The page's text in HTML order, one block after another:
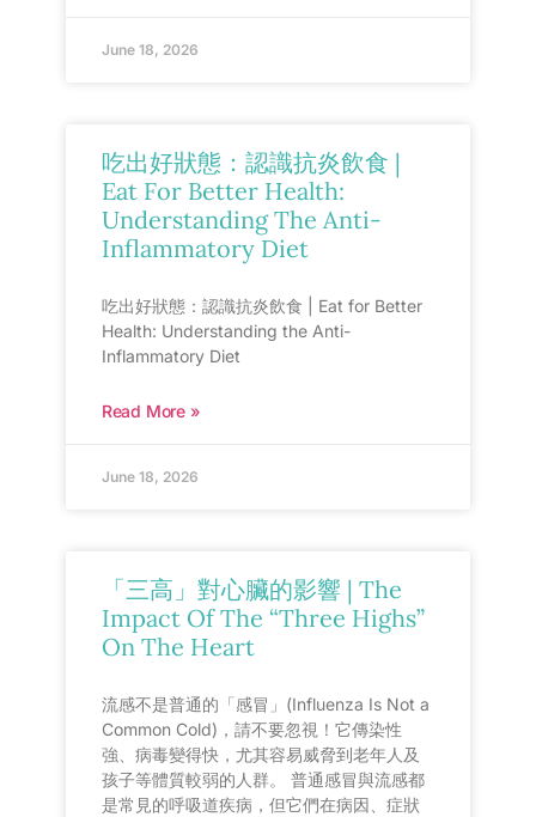
June 18, 2026
吃出好狀態：認識抗炎飲食 |
Eat For Better Health:
Understanding The Anti-
Inflammatory Diet
吃出好狀態：認識抗炎飲食 | Eat for Better
Health: Understanding the Anti-
Inflammatory Diet
Read More »
June 18, 2026
「三高」對心臟的影響 | The
Impact Of The “Three Highs”
On The Heart
流感不是普通的「感冒」(Influenza Is Not a
Common Cold)，請不要忽視！它傳染性
強、病毒變得快，尤其容易威脅到老年人及
孩子等體質較弱的人群。 普通感冒與流感都
是常見的呼吸道疾病，但它們在病因、症狀